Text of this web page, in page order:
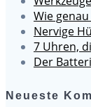
Wie
Nervige
7 Uhren,
Der
Neueste